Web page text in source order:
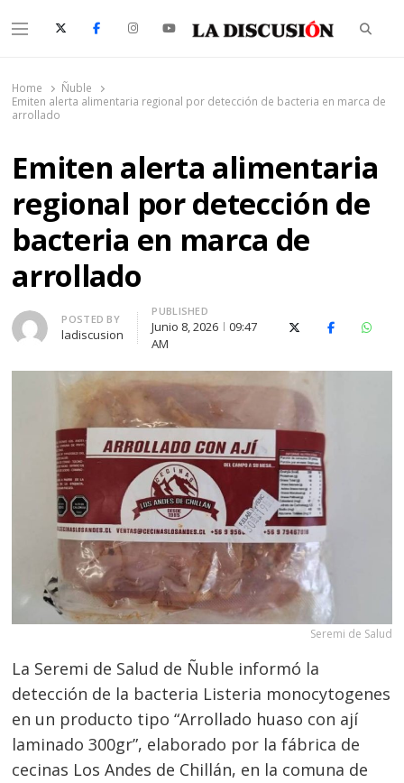
Menu
Home
Ñuble
Emiten alerta alimentaria regional por detección de bacteria en marca de
arrollado
Emiten alerta alimentaria
regional por detección de
bacteria en marca de
arrollado
Author
POSTED BY
ladiscusion
PUBLISHED
Junio 8, 2026
09:47
AM
X (Twitter)Facebook
Seremi de Salud
La Seremi de Salud de Ñuble informó la
detección de la bacteria Listeria monocytogenes
en un producto tipo “Arrollado huaso con ají
laminado 300gr”, elaborado por la fábrica de
cecinas Los Andes de Chillán, en la comuna de